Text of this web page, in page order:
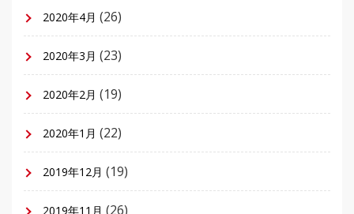
2020年4月 (26)
2020年3月 (23)
2020年2月 (19)
2020年1月 (22)
2019年12月 (19)
2019年11月 (26)